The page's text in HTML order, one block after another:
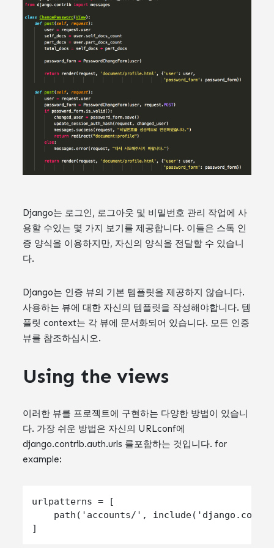
Django는 로그인, 로그아웃 및 비밀번호 관리 작업에 사
용할 수있는 몇 가지 보기를 제공합니다. 이들은 스톡 인
증 양식을 이용하지만, 자신의 양식을 전달할 수 있습니
다.
Django는 인증 뷰의 기본 템플릿을 제공하지 않습니다.
사용하는 뷰에 대한 자신의 템플릿을 작성해야합니다. 템
플릿 context는 각 뷰에 문서화되어 있습니다. 모든 인증
뷰를 참조하십시오.
Using the views
이러한 뷰를 프로젝트에 구현하는 다양한 방법이 있습니
다. 가장 쉬운 방법은 자신의 URLconf에
django.contrib.auth.urls 를포함하는 것입니다. for
example:
urlpatterns = [
path('accounts/',